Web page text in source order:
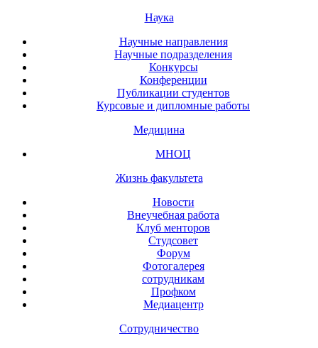
Наука
Научные направления
Научные подразделения
Конкурсы
Конференции
Публикации студентов
Курсовые и дипломные работы
Медицина
МНОЦ
Жизнь факультета
Новости
Внеучебная работа
Клуб менторов
Студсовет
Форум
Фотогалерея
сотрудникам
Профком
Медиацентр
Сотрудничество